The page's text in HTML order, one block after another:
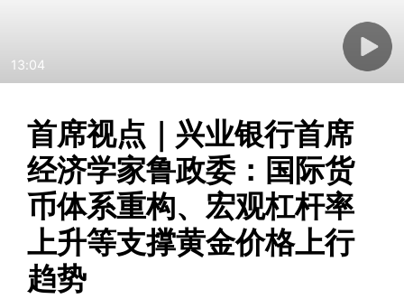
13:04
首席视点｜兴业银行首席
经济学家鲁政委：国际货
币体系重构、宏观杠杆率
上升等支撑黄金价格上行
趋势